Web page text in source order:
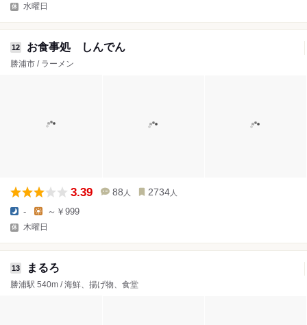
水曜日
12 お食事処 しんでん
勝浦市 / ラーメン
3.39 88 人 2734 人
- ～￥999
木曜日
13 まるろ
勝浦駅 540m / 海鮮、揚げ物、食堂